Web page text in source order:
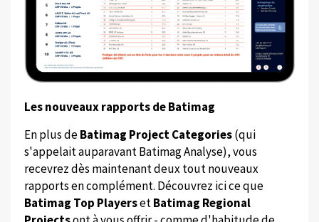
Les nouveaux rapports de Batimag
En plus deBatimag Project Categories(qui
s'appelait auparavant Batimag Analyse), vous
recevrez dès maintenant deux tout nouveaux
rapports en complément. Découvrez ici ce que
Batimag Top PlayersetBatimag Regional